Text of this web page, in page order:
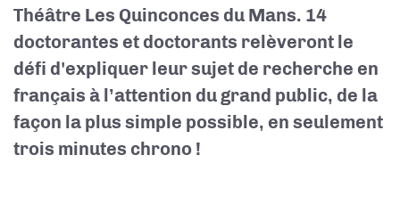
Théâtre Les Quinconces du Mans. 14
doctorantes et doctorants relèveront le
défi d'expliquer leur sujet de recherche en
français à l’attention du grand public, de la
façon la plus simple possible, en seulement
trois minutes chrono !